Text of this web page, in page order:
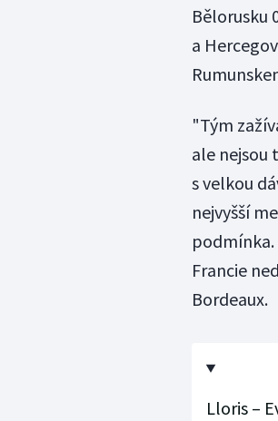
Bělorusku
a
"Tým
ale nejsou
s velkou
nejvyšší
Francie
Bordeaux.
Lloris –